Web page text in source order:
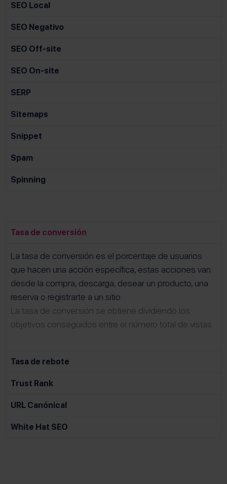
SEO Local
SEO Negativo
SEO Off-site
SEO On-site
SERP
Sitemaps
Snippet
Spam
Spinning
Tasa de conversión
La tasa de conversión es el porcentaje de usuarios
que hacen una acción específica, estas acciones van
desde la compra, descarga, desear un producto, una
reserva o registrarte a un sitio.
La tasa de conversión se obtiene dividiendo los
objetivos conseguidos entre el número total de vistas.
Tasa de rebote
Trust Rank
URL Canónical
White Hat SEO